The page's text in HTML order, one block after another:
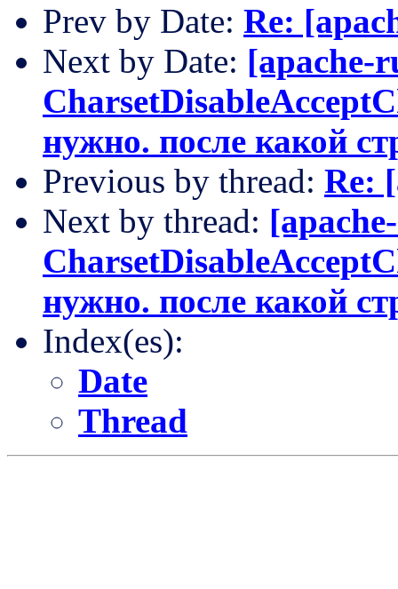
Prev by Date: Re:
Next by Date: [apache-
нужно. после какой
Previous by thread: Re:
Next by thread:
нужно. после какой
Index(es):
Date
Thread